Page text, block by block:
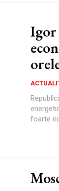
Igor
foarte